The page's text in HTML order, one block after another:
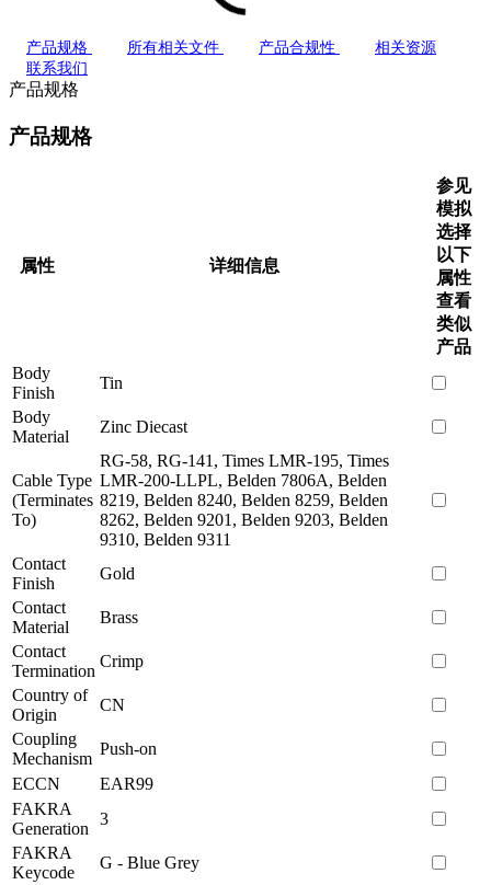
产品规格 所有相关文件 产品合规性
相关资源
联系我们
产品规格
产品规格
属性 详细信息
参见
模拟
选择
以下
属性
查看
类似
产品
Body
Finish
Tin
Body
Material
Zinc Diecast
Cable Type
(Terminates
To)
RG-58, RG-141, Times LMR-195, Times
LMR-200-LLPL, Belden 7806A, Belden
8219, Belden 8240, Belden 8259, Belden
8262, Belden 9201, Belden 9203, Belden
9310, Belden 9311
Contact
Finish
Gold
Contact
Material
Brass
Contact
Termination
Crimp
Country of
Origin
CN
Coupling
Mechanism
Push-on
ECCN
EAR99
FAKRA
Generation
3
FAKRA
Keycode
G - Blue Grey